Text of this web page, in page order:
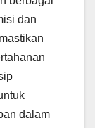
dan
dalam